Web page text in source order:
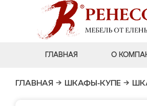
ГЛАВНАЯ О
ГЛАВНАЯ → ШКАФЫ-КУПЕ →